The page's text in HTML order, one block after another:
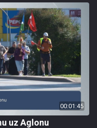
00:01:45
uz Aglonu